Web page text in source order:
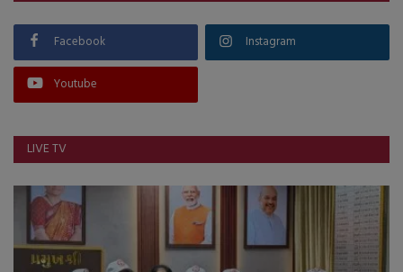
Facebook Instagram
Youtube
LIVE TV